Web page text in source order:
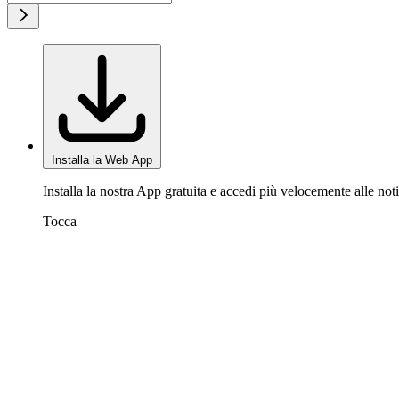
Installa la Web App
Installa la nostra App gratuita e accedi più velocemente alle
Tocca